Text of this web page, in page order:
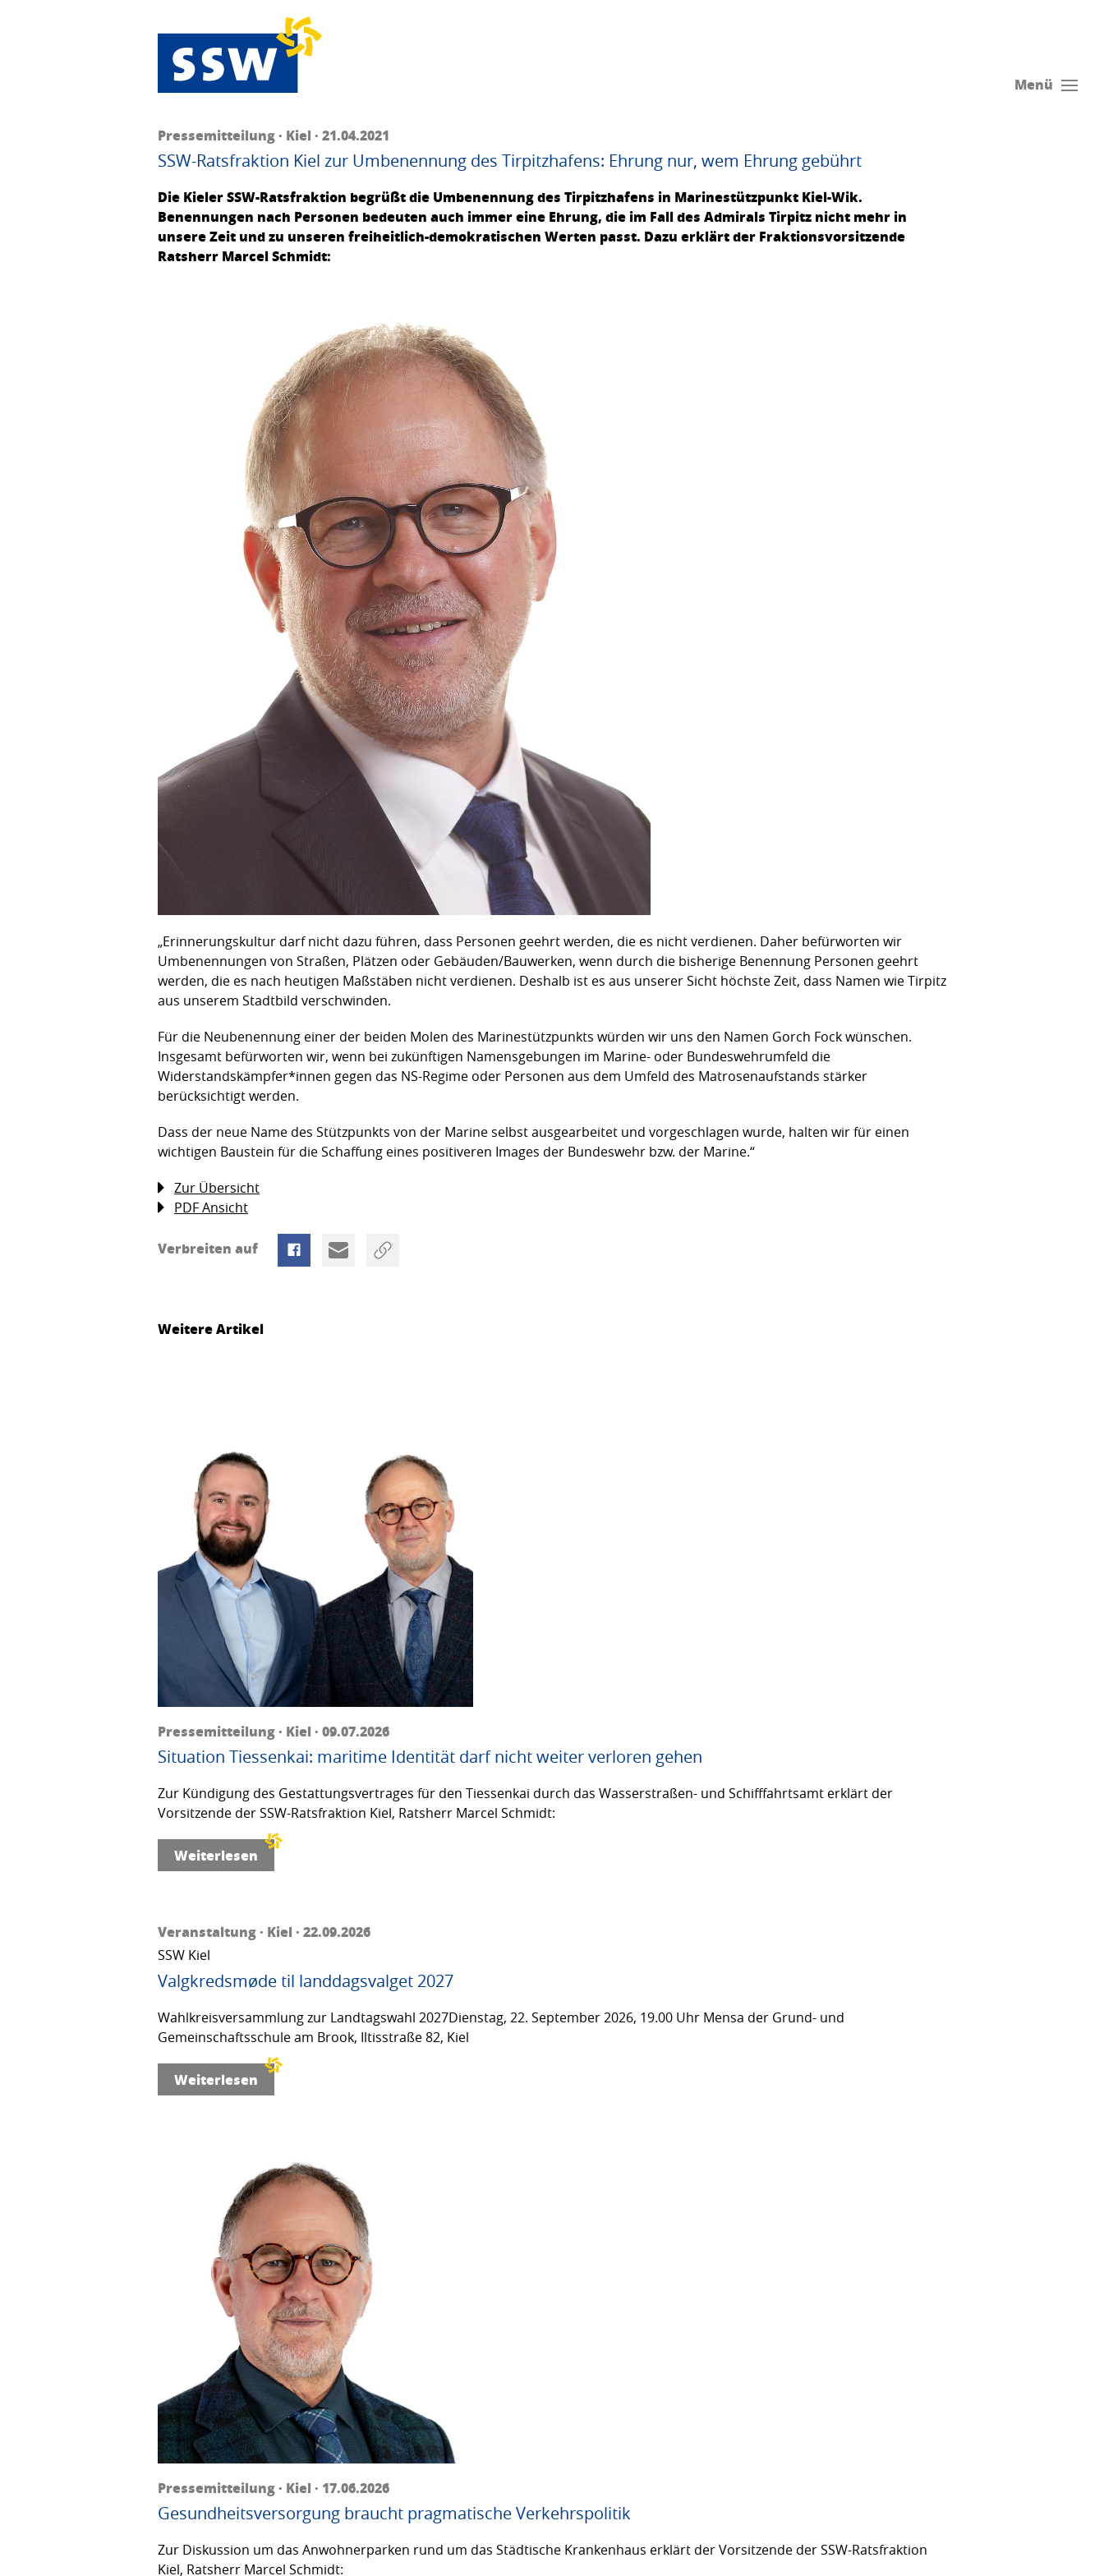
Menü
Pressemitteilung · Kiel · 21.04.2021
SSW-Ratsfraktion Kiel zur Umbenennung des Tirpitzhafens: Ehrung nur, wem Ehrung gebührt
Die Kieler SSW-Ratsfraktion begrüßt die Umbenennung des Tirpitzhafens in Marinestützpunkt Kiel-Wik.
Benennungen nach Personen bedeuten auch immer eine Ehrung, die im Fall des Admirals Tirpitz nicht mehr in
unsere Zeit und zu unseren freiheitlich-demokratischen Werten passt. Dazu erklärt der Fraktionsvorsitzende
Ratsherr Marcel Schmidt:
„Erinnerungskultur darf nicht dazu führen, dass Personen geehrt werden, die es nicht verdienen. Daher befürworten wir
Umbenennungen von Straßen, Plätzen oder Gebäuden/Bauwerken, wenn durch die bisherige Benennung Personen geehrt
werden, die es nach heutigen Maßstäben nicht verdienen. Deshalb ist es aus unserer Sicht höchste Zeit, dass Namen wie Tirpitz
aus unserem Stadtbild verschwinden.
Für die Neubenennung einer der beiden Molen des Marinestützpunkts würden wir uns den Namen Gorch Fock wünschen.
Insgesamt befürworten wir, wenn bei zukünftigen Namensgebungen im Marine- oder Bundeswehrumfeld die
Widerstandskämpfer*innen gegen das NS-Regime oder Personen aus dem Umfeld des Matrosenaufstands stärker
berücksichtigt werden.
Dass der neue Name des Stützpunkts von der Marine selbst ausgearbeitet und vorgeschlagen wurde, halten wir für einen
wichtigen Baustein für die Schaffung eines positiveren Images der Bundeswehr bzw. der Marine.“
Zur Übersicht
PDF Ansicht
Verbreiten auf
Weitere Artikel
Pressemitteilung · Kiel · 09.07.2026
Situation Tiessenkai: maritime Identität darf nicht weiter verloren gehen
Zur Kündigung des Gestattungsvertrages für den Tiessenkai durch das Wasserstraßen- und Schifffahrtsamt erklärt der
Vorsitzende der SSW-Ratsfraktion Kiel, Ratsherr Marcel Schmidt:
Weiterlesen
Veranstaltung · Kiel · 22.09.2026
SSW Kiel
Valgkredsmøde til landdagsvalget 2027
Wahlkreisversammlung zur Landtagswahl 2027Dienstag, 22. September 2026, 19.00 Uhr Mensa der Grund- und
Gemeinschaftsschule am Brook, Iltisstraße 82, Kiel
Weiterlesen
Pressemitteilung · Kiel · 17.06.2026
Gesundheitsversorgung braucht pragmatische Verkehrspolitik
Zur Diskussion um das Anwohnerparken rund um das Städtische Krankenhaus erklärt der Vorsitzende der SSW-Ratsfraktion
Kiel, Ratsherr Marcel Schmidt: